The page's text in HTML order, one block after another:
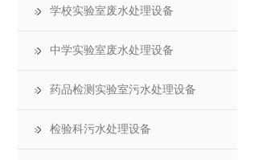
学校实验室废水处理设备
中学实验室废水处理设备
药品检测实验室污水处理设备
检验科污水处理设备